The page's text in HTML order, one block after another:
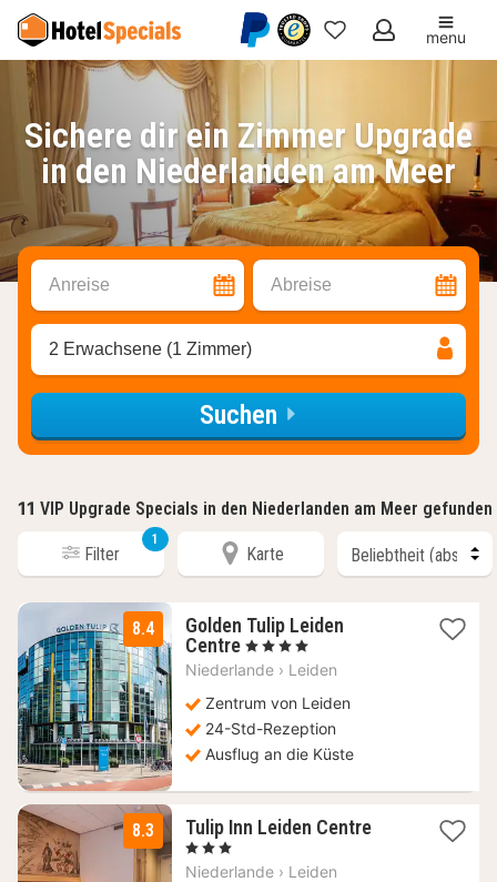
Meine
menu
Sichere dir ein Zimmer Upgrade
in den Niederlanden am Meer
Anreise Abreise
2 Erwachsene (1 Zimmer)
Suchen
11 VIP Upgrade Specials in den Niederlanden am Meer gefunden
Filter
1
Karte
8.4
Golden Tulip Leiden
Centre 1
Nacht
164
€
, 4 Sterne
Niederlande › Leiden
Zentrum von Leiden
24-Std-Rezeption
Ausflug an die Küste
8.3 Tulip Inn Leiden Centre1
, 3 Sterne
Niederlande › Leiden